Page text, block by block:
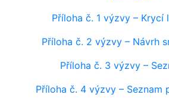
Příloha č. 1 výzvy – Krycí
Příloha č. 2 výzvy – Návrh
Příloha č. 3 výzvy –
Příloha č. 4 výzvy – Seznam